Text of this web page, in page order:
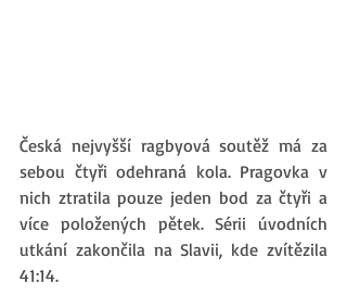
Česká nejvyšší ragbyová soutěž má za
sebou čtyři odehraná kola. Pragovka v
nich ztratila pouze jeden bod za čtyři a
více položených pětek. Sérii úvodních
utkání zakončila na Slavii, kde zvítězila
41:14.